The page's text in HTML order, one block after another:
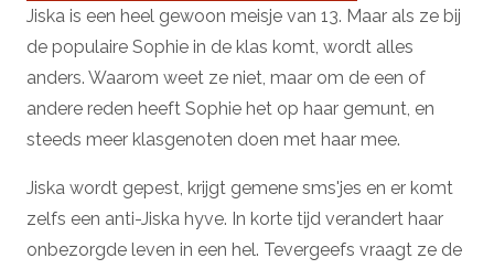
Jiska is een heel gewoon meisje van 13. Maar als ze bij
de populaire Sophie in de klas komt, wordt alles
anders. Waarom weet ze niet, maar om de een of
andere reden heeft Sophie het op haar gemunt, en
steeds meer klasgenoten doen met haar mee.
Jiska wordt gepest, krijgt gemene sms'jes en er komt
zelfs een anti-Jiska hyve. In korte tijd verandert haar
onbezorgde leven in een hel. Tevergeefs vraagt ze de